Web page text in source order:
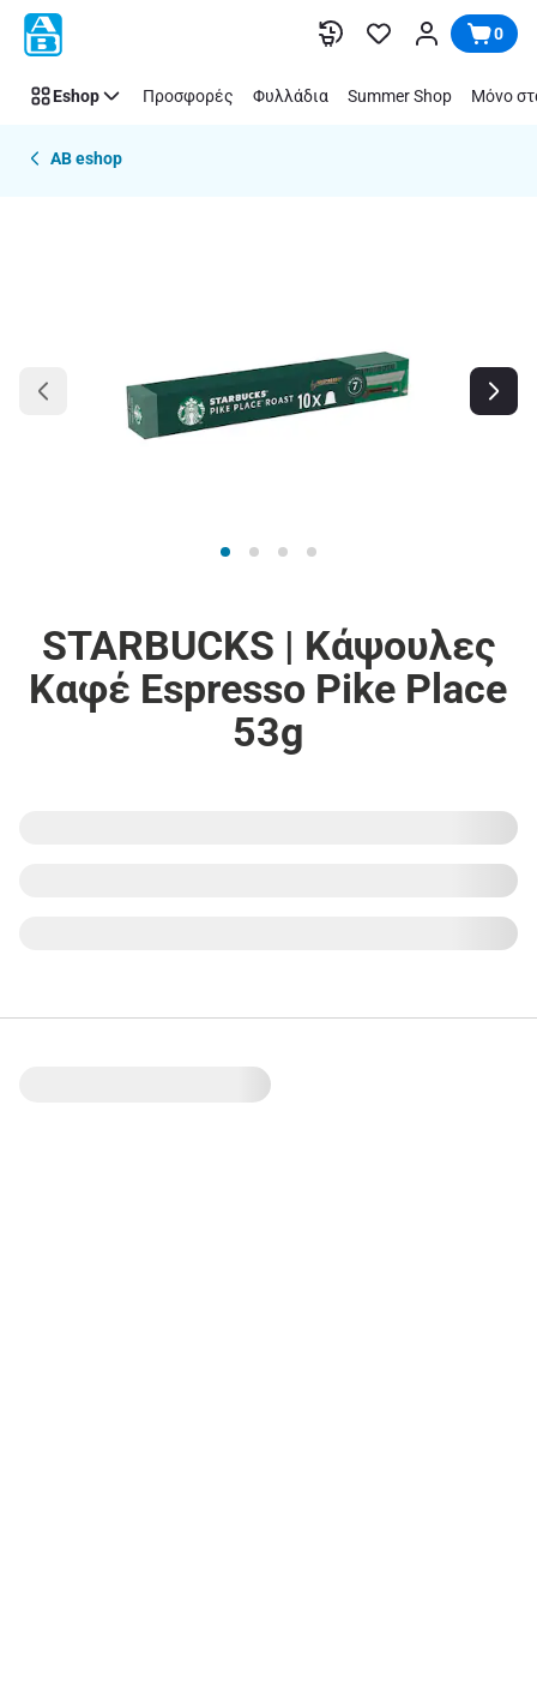
Παράλειψη 0
Eshop Προσφορές Φυλλάδια Summer Shop Μόνο
AB eshop
STARBUCKS | Κάψουλες
Καφέ Espresso Pike Place
53g